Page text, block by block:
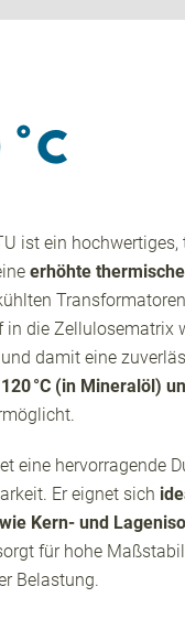
ist ein
erhöhte
die Zellulosematrix
damit eine
°C (in Mineralöl)
eine hervorragende
Er eignet sich
Kern- und
für hohe
Belastung.